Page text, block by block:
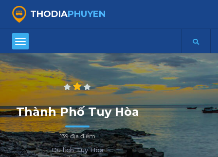
THODIAPHUYEN
Thành Phố Tuy Hòa
139 địa điểm
Du lịch Tuy Hòa